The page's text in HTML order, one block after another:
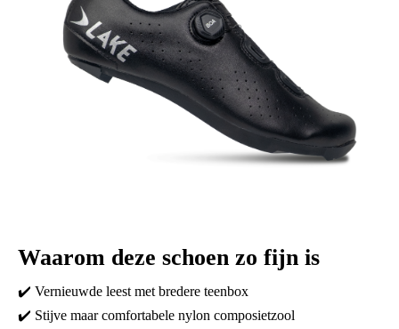
Waarom deze schoen zo fijn is
✔️ Vernieuwde leest met bredere teenbox
✔️ Stijve maar comfortabele nylon composietzool